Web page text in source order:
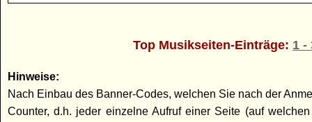
Top Musikseiten-Einträge: 1 -
Hinweise:
Nach Einbau des Banner-Codes, welchen Sie nach der
Counter, d.h. jeder einzelne Aufruf einer Seite (auf